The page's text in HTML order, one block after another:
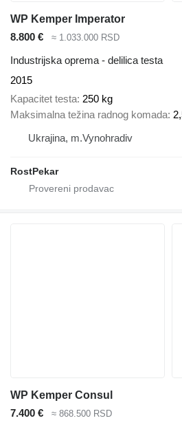
WP Kemper Imperator
8.800 €
≈ 1.033.000 RSD
Industrijska oprema - delilica testa
2015
Kapacitet testa 250 kg
Maksimalna težina radnog komada
Ukrajina, m.Vynohradiv
RostPekar
WP Kemper Consul
7.400 €
≈ 868.500 RSD